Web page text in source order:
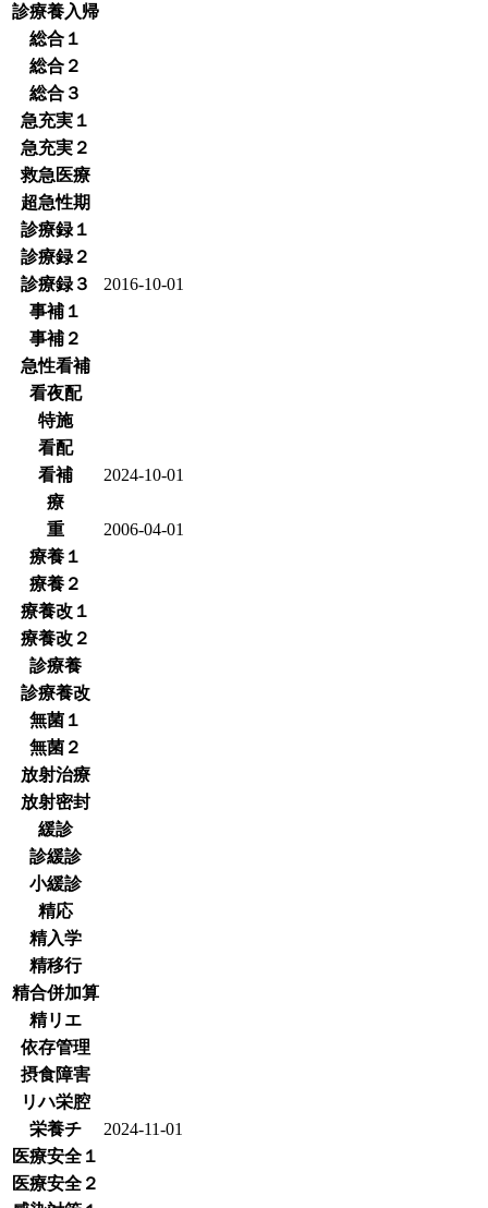
診療養入帰
総合１
総合２
総合３
急充実１
急充実２
救急医療
超急性期
診療録１
診療録２
診療録３
2016-10-01
事補１
事補２
急性看補
看夜配
特施
看配
看補
2024-10-01
療
重
2006-04-01
療養１
療養２
療養改１
療養改２
診療養
診療養改
無菌１
無菌２
放射治療
放射密封
緩診
診緩診
小緩診
精応
精入学
精移行
精合併加算
精リエ
依存管理
摂食障害
リハ栄腔
栄養チ
2024-11-01
医療安全１
医療安全２